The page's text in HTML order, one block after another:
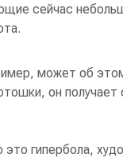
сейчас
может об
он
гипербола,